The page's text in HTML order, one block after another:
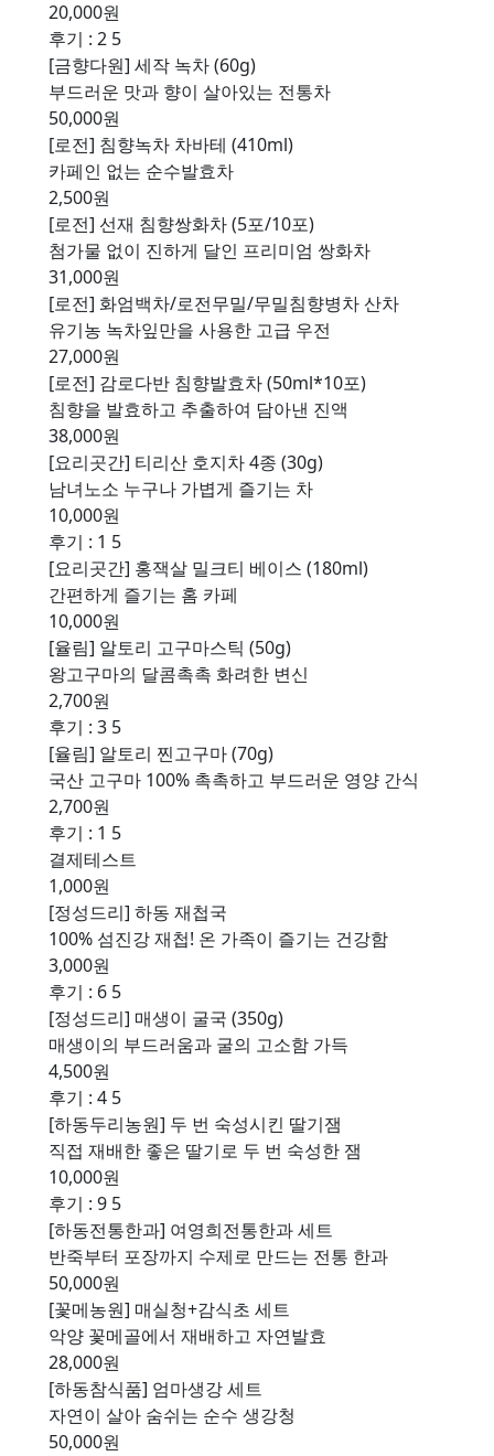
20,000원
후기 : 2 5
[금향다원] 세작 녹차 (60g)
부드러운 맛과 향이 살아있는 전통차
50,000원
[로전] 침향녹차 차바테 (410ml)
카페인 없는 순수발효차
2,500원
[로전] 선재 침향쌍화차 (5포/10포)
첨가물 없이 진하게 달인 프리미엄 쌍화차
31,000원
[로전] 화엄백차/로전무밀/무밀침향병차 산차
유기농 녹차잎만을 사용한 고급 우전
27,000원
[로전] 감로다반 침향발효차 (50ml*10포)
침향을 발효하고 추출하여 담아낸 진액
38,000원
[요리곳간] 티리산 호지차 4종 (30g)
남녀노소 누구나 가볍게 즐기는 차
10,000원
후기 : 1 5
[요리곳간] 홍잭살 밀크티 베이스 (180ml)
간편하게 즐기는 홈 카페
10,000원
[율림] 알토리 고구마스틱 (50g)
왕고구마의 달콤촉촉 화려한 변신
2,700원
후기 : 3 5
[율림] 알토리 찐고구마 (70g)
국산 고구마 100% 촉촉하고 부드러운 영양 간식
2,700원
후기 : 1 5
결제테스트
1,000원
[정성드리] 하동 재첩국
100% 섬진강 재첩! 온 가족이 즐기는 건강함
3,000원
후기 : 6 5
[정성드리] 매생이 굴국 (350g)
매생이의 부드러움과 굴의 고소함 가득
4,500원
후기 : 4 5
[하동두리농원] 두 번 숙성시킨 딸기잼
직접 재배한 좋은 딸기로 두 번 숙성한 잼
10,000원
후기 : 9 5
[하동전통한과] 여영희전통한과 세트
반죽부터 포장까지 수제로 만드는 전통 한과
50,000원
[꽃메농원] 매실청+감식초 세트
악양 꽃메골에서 재배하고 자연발효
28,000원
[하동참식품] 엄마생강 세트
자연이 살아 숨쉬는 순수 생강청
50,000원